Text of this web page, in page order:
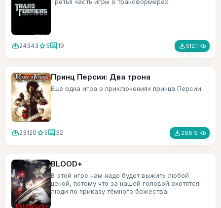
cloud_download24343 star5comment19 file_download 512.1 Kb
Принц Персии: Два трона
Еще одна игра о приключениях принца Персии.
cloud_download23120 star5comment32 file_download 268.9 Kb
BLOOD+
В этой игре нам надо будет выжить любой
ценой, потому что за нашей головой охотятся
люди по приказу тёмного божества.